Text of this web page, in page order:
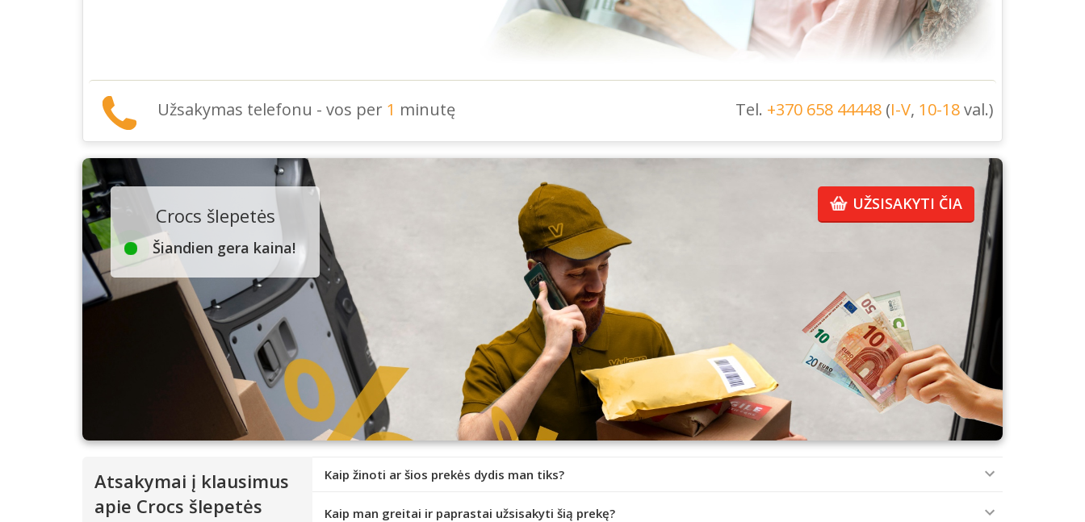
Užsakymas telefonu - vos per 1 minutę Tel. +370 658 44448 (I-V, 10-18val.)
Crocs šlepetės
Šiandien gera kaina!
UŽSISAKYTI ČIA
Atsakymai į klausimus
apie Crocs šlepetės
Kaip žinoti ar šios prekės dydis man tiks?
Kaip man greitai ir paprastai užsisakyti šią prekę?